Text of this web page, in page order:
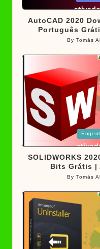
AutoCAD 2020
Português
Posted
ByTomás
Posted
SOLIDWORKS
Bits Grátis |
Posted
ByTomás